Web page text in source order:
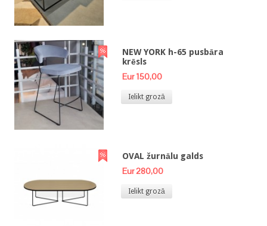
NEW YORK h-65 pusbāra
krēsls
Eur 150,00
Ielikt grozā
OVAL žurnālu galds
Eur 280,00
Ielikt grozā